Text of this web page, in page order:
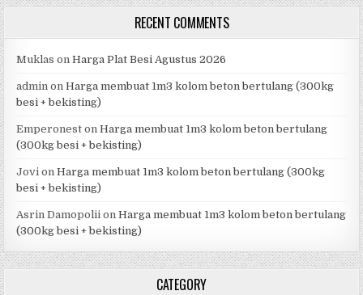
RECENT COMMENTS
Muklas onHarga Plat Besi Agustus 2026
admin onHarga membuat 1m3 kolom beton bertulang (300kg
besi + bekisting)
Emperonest onHarga membuat 1m3 kolom beton bertulang
(300kg besi + bekisting)
Jovi onHarga membuat 1m3 kolom beton bertulang (300kg
besi + bekisting)
Asrin Damopolii onHarga membuat 1m3 kolom beton bertulang
(300kg besi + bekisting)
CATEGORY